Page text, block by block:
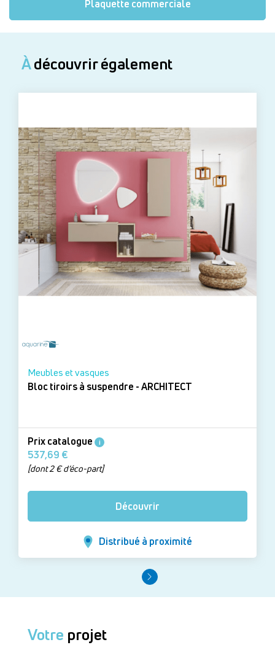
Plaquette commerciale
Àdécouvrir également
Meubles et vasques
Bloc tiroirs à suspendre - ARCHITECT
Prix catalogue i
537,69 €
[dont 2 € d’éco-part]
Découvrir
Distribué à proximité
Votre projet